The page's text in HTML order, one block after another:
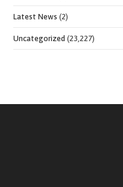
Latest News (2)
Uncategorized (23,227)